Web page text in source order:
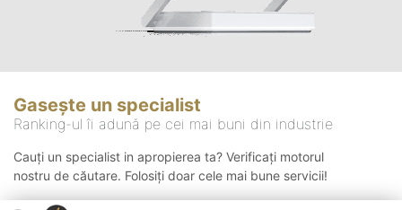
Gasește un specialist
Ranking-ul îi adună pe cei mai buni din industrie
Cauți un specialist in apropierea ta? Verificați motorul
nostru de căutare. Folosiți doar cele mai bune servicii!